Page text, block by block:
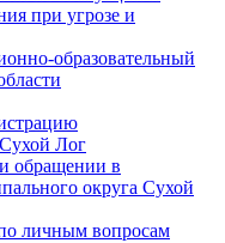
при угрозе и
образовательный
Лог
обращении в
округа Сухой
личным вопросам